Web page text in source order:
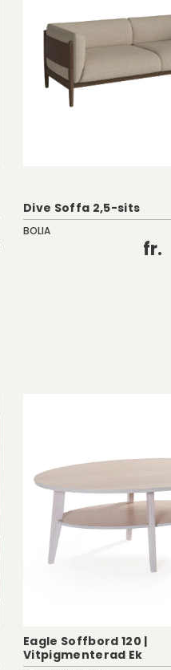
Dive Soffa 2,5-sits
BOLIA
fr.
Eagle Soffbord 120 |
Vitpigmenterad Ek